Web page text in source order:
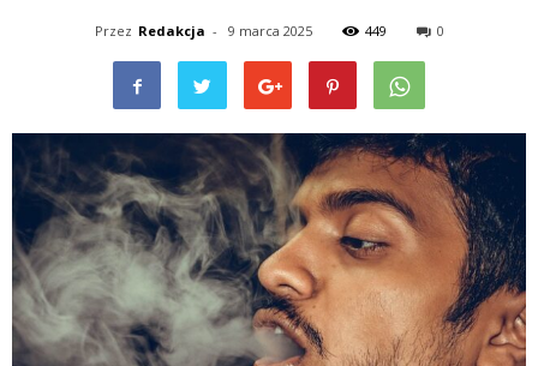
Przez Redakcja - 9 marca 2025 449 0